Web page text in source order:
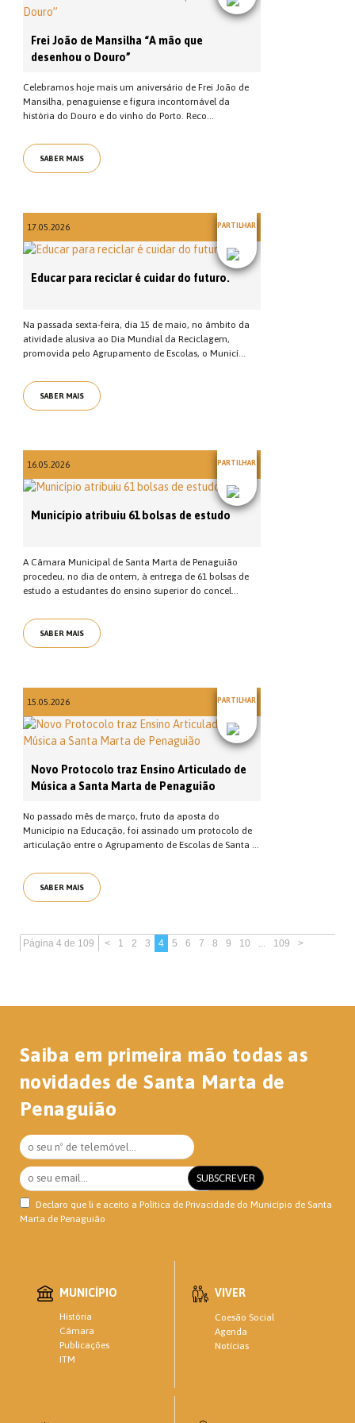
Frei João de Mansilha “A mão que
desenhou o Douro”
Celebramos hoje mais um aniversário de Frei João de
Mansilha, penaguiense e figura incontornável da
história do Douro e do vinho do Porto. Reco...
SABER MAIS
17.05.2026 PARTILHAR
Educar para reciclar é cuidar do futuro.
Na passada sexta-feira, dia 15 de maio, no âmbito da
atividade alusiva ao Dia Mundial da Reciclagem,
promovida pelo Agrupamento de Escolas, o Municí...
SABER MAIS
16.05.2026 PARTILHAR
Município atribuiu 61 bolsas de estudo
A Câmara Municipal de Santa Marta de Penaguião
procedeu, no dia de ontem, à entrega de 61 bolsas de
estudo a estudantes do ensino superior do concel...
SABER MAIS
15.05.2026 PARTILHAR
Novo Protocolo traz Ensino Articulado de
Música a Santa Marta de Penaguião
No passado mês de março, fruto da aposta do
Município na Educação, foi assinado um protocolo de
articulação entre o Agrupamento de Escolas de Santa ...
SABER MAIS
Página 4 de 109 < 1 2 3 4 5 6 7 8 9 10 ... 109 >
Saiba em primeira mão todas as
novidades de Santa Marta de
Penaguião
Declaro que li e aceito a Política de Privacidade do Município de Santa
Marta de Penaguião
MUNICÍPIO
História
Câmara
Publicações
ITM
VIVER
Coesão Social
Agenda
Notícias